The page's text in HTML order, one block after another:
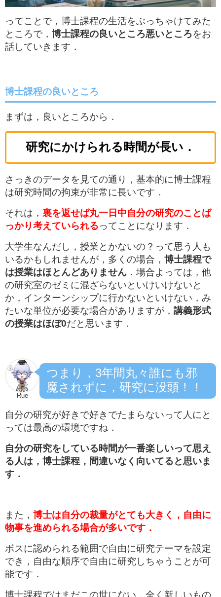
ってことで，博士課程の生活をぶっちゃけてみた
ところで， 博士課程の良いところ悪いところをお
話していきます．
博士課程の良いところ
まずは，良いところから．
研究にかけられる時間が長い．
さっきのデータを見ての通り，基本的に博士課程
は研究時間の拘束が非常に長いです．
それは， 裏を返せば丸一日中自分の研究のことば
っかり考えていられる ってことになります．
大学生なんだし，授業とかないの？って思う人も
いるかもしれませんが，多くの場合， 博士課程で
は授業はほとんどありません ．場合よっては，他
の研究室のゼミに混ざらないといけいけないと
か，インターンシップに行かないといけない，み
たいな単位が必要な場合がありますが， 講義形式
の授業はほぼ0だと思います．
Rue
つまり，3年間丸々誰にも邪
魔されずに，研究に没頭！！
自分の研究が好きで好きでたまらないって人にと
っては最高の環境ですね．
自分の研究をしている時間が一番楽しいって思え
る人は，博士課程，間違いなく向いてると思いま
す．
また， 博士は自分の裁量がとても大きく，自由に
物事を進められる場合が多いです．
ボスに認められる範囲で自由に研究テーマを設定
でき，自由な順序で自由に研究しちゃうことが可
能です．
博士課程ではまだこの世にない，全く新しいもの